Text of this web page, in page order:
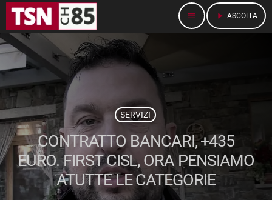
menu play_arrow ASCOLTA
SERVIZI
CONTRATTO BANCARI, +435
EURO. FIRST CISL, ORA PENSIAMO
ATUTTE LE CATEGORIE